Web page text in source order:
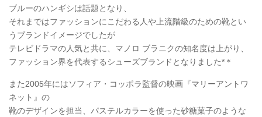
ブルーのハンギシは話題となり、
それまではファッションにこだわる人や上流階級のための靴とい
うブランドイメージでしたが
テレビドラマの人気と共に、マノロ ブラニクの知名度は上がり、
ファッション界を代表するシューズブランドとなりました*＊
また2005年にはソフィア・コッポラ監督の映画『マリーアントワ
ネット』の
靴のデザインを担当、パステルカラーを使った砂糖菓子のような